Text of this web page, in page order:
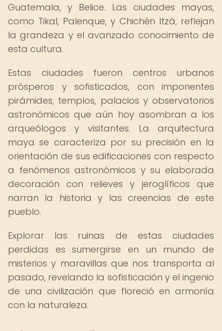
Guatemala, y Belice. Las ciudades mayas,
como Tikal, Palenque, y Chichén Itzá, reflejan
la grandeza y el avanzado conocimiento de
esta cultura.
Estas ciudades fueron centros urbanos
prósperos y sofisticados, con imponentes
pirámides, templos, palacios y observatorios
astronómicos que aún hoy asombran a los
arqueólogos y visitantes. La arquitectura
maya se caracteriza por su precisión en la
orientación de sus edificaciones con respecto
a fenómenos astronómicos y su elaborada
decoración con relieves y jeroglíficos que
narran la historia y las creencias de este
pueblo.
Explorar las ruinas de estas ciudades
perdidas es sumergirse en un mundo de
misterios y maravillas que nos transporta al
pasado, revelando la sofisticación y el ingenio
de una civilización que floreció en armonía
con la naturaleza.